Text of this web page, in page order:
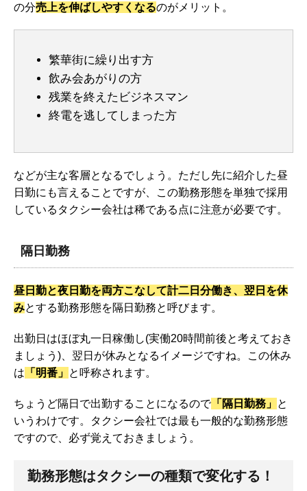
の分売上を伸ばしやすくなるのがメリット。
繁華街に繰り出す方
飲み会あがりの方
残業を終えたビジネスマン
終電を逃してしまった方
などが主な客層となるでしょう。ただし先に紹介した昼
日勤にも言えることですが、この勤務形態を単独で採用
しているタクシー会社は稀である点に注意が必要です。
隔日勤務
昼日勤と夜日勤を両方こなして計二日分働き、翌日を休
みとする勤務形態を隔日勤務と呼びます。
出勤日はほぼ丸一日稼働し(実働20時間前後と考えておき
ましょう)、翌日が休みとなるイメージですね。この休み
は 「明番」 と呼称されます。
ちょうど隔日で出勤することになるので 「隔日勤務」 と
いうわけです。タクシー会社では最も一般的な勤務形態
ですので、必ず覚えておきましょう。
勤務形態はタクシーの種類で変化する！